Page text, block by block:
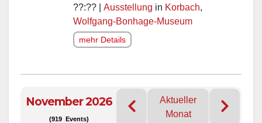
??:?? | Ausstellung in Korbach,
Wolfgang-Bonhage-Museum
mehr Details
November 2026
(919 Events)
Aktueller
Monat